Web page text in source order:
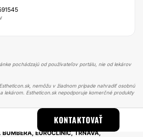
pochádzajú od používateľov portálu, nie od lekárov
nemôžu v žiadnom prípade nahradiť osobnú
lekárom. Estheticon.sk nepodporuje komerčné produkty
KONTAKTOVAŤ
ZÁKROKU OTOPLASTIKA
EUROCLINIC, TRNAVA,